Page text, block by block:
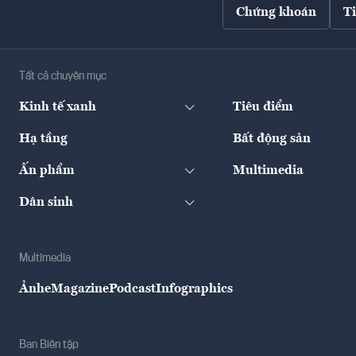
Chứng khoán
Tất cả chuyên mục
Kinh tế xanh Tiêu điểm
Hạ tầng Bất động sản
Ấn phẩm Multimedia
Dân sinh
Multimedia
ẢnheMagazinePodcastInfographics
Ban Biên tập